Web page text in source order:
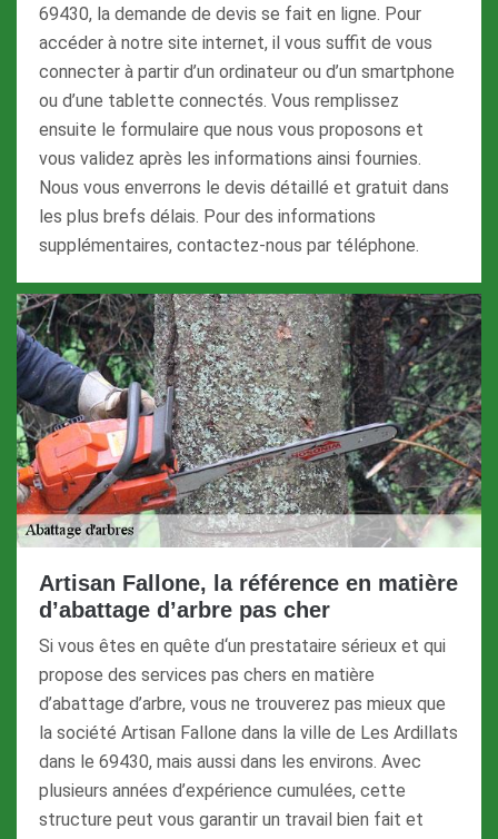
69430, la demande de devis se fait en ligne. Pour
accéder à notre site internet, il vous suffit de vous
connecter à partir d’un ordinateur ou d’un smartphone
ou d’une tablette connectés. Vous remplissez
ensuite le formulaire que nous vous proposons et
vous validez après les informations ainsi fournies.
Nous vous enverrons le devis détaillé et gratuit dans
les plus brefs délais. Pour des informations
supplémentaires, contactez-nous par téléphone.
Artisan Fallone, la référence en matière
d’abattage d’arbre pas cher
Si vous êtes en quête d‘un prestataire sérieux et qui
propose des services pas chers en matière
d’abattage d’arbre, vous ne trouverez pas mieux que
la société Artisan Fallone dans la ville de Les Ardillats
dans le 69430, mais aussi dans les environs. Avec
plusieurs années d’expérience cumulées, cette
structure peut vous garantir un travail bien fait et